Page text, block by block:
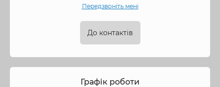
Передзвоніть мені
До контактів
Графік роботи